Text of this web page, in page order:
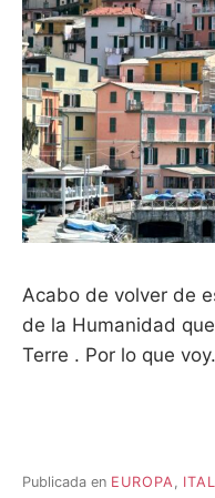
Acabo de volver de
de la Humanidad
Terre . Por lo que
Publicada en EUROPA,